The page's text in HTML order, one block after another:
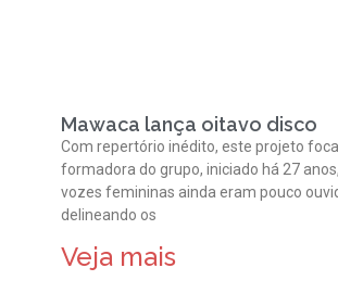
Mawaca lança oitavo disco
Com repertório inédito, este projeto
formadora do grupo, iniciado há 27
vozes femininas ainda eram pouco
delineando os
Veja mais